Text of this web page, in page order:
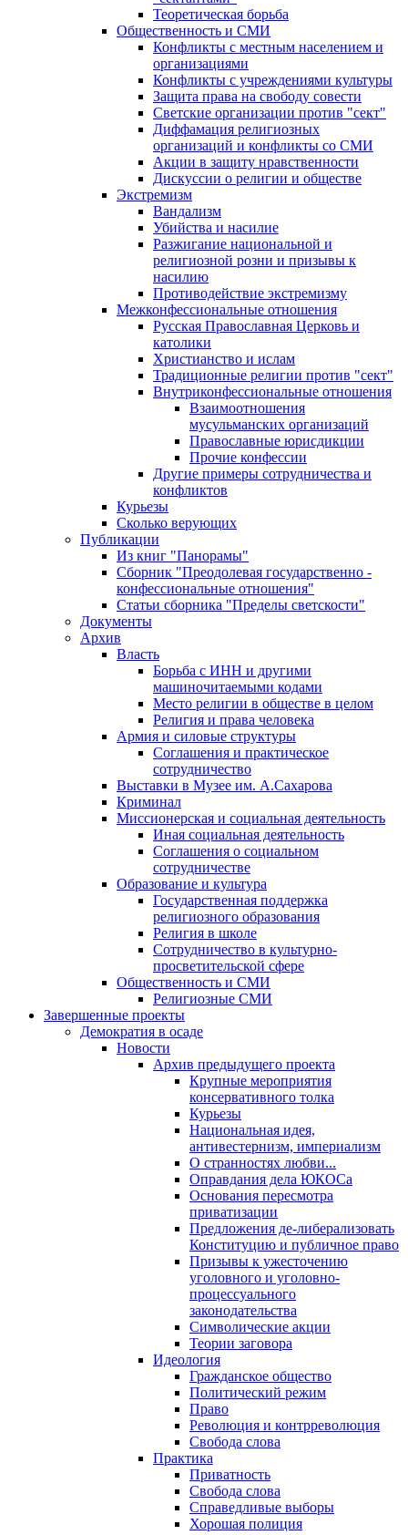
Теоретическая борьба
Общественность и СМИ
Конфликты с местным населением и
организациями
Конфликты с учреждениями культуры
Защита права на свободу совести
Светские организации против "сект"
Диффамация религиозных
организаций и конфликты со СМИ
Акции в защиту нравственности
Дискуссии о религии и обществе
Экстремизм
Вандализм
Убийства и насилие
Разжигание национальной и
религиозной розни и призывы к
насилию
Противодействие экстремизму
Межконфессиональные отношения
Русская Православная Церковь и
католики
Христианство и ислам
Традиционные религии против "сект"
Внутриконфессиональные отношения
Взаимоотношения
мусульманских организаций
Православные юрисдикции
Прочие конфессии
Другие примеры сотрудничества и
конфликтов
Курьезы
Сколько верующих
Публикации
Из книг "Панорамы"
Сборник "Преодолевая государственно -
конфессиональные отношения"
Статьи сборника "Пределы светскости"
Документы
Архив
Власть
Борьба с ИНН и другими
машиночитаемыми кодами
Место религии в обществе в целом
Религия и права человека
Армия и силовые структуры
Соглашения и практическое
сотрудничество
Выставки в Музее им. А.Сахарова
Криминал
Миссионерская и социальная деятельность
Иная социальная деятельность
Соглашения о социальном
сотрудничестве
Образование и культура
Государственная поддержка
религиозного образования
Религия в школе
Сотрудничество в культурно-
просветительской сфере
Общественность и СМИ
Религиозные СМИ
Завершенные проекты
Демократия в осаде
Новости
Архив предыдущего проекта
Крупные мероприятия
консервативного толка
Курьезы
Национальная идея,
антивестернизм, империализм
О странностях любви...
Оправдания дела ЮКОСа
Основания пересмотра
приватизации
Предложения де-либерализовать
Конституцию и публичное право
Призывы к ужесточению
уголовного и уголовно-
процессуального
законодательства
Символические акции
Теории заговора
Идеология
Гражданское общество
Политический режим
Право
Революция и контрреволюция
Свобода слова
Практика
Приватность
Свобода слова
Справедливые выборы
Хорошая полиция